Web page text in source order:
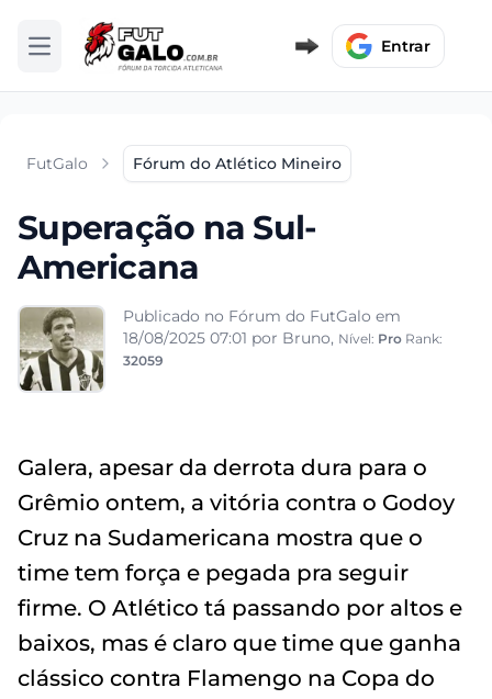
Abrir menu Entrar
FutGalo Fórum do Atlético Mineiro
Superação na Sul-
Americana
Publicado no Fórum do FutGalo em
18/08/2025 07:01 por Bruno, Nível: Pro Rank:
32059
Galera, apesar da derrota dura para o
Grêmio ontem, a vitória contra o Godoy
Cruz na Sudamericana mostra que o
time tem força e pegada pra seguir
firme. O Atlético tá passando por altos e
baixos, mas é claro que time que ganha
clássico contra Flamengo na Copa do